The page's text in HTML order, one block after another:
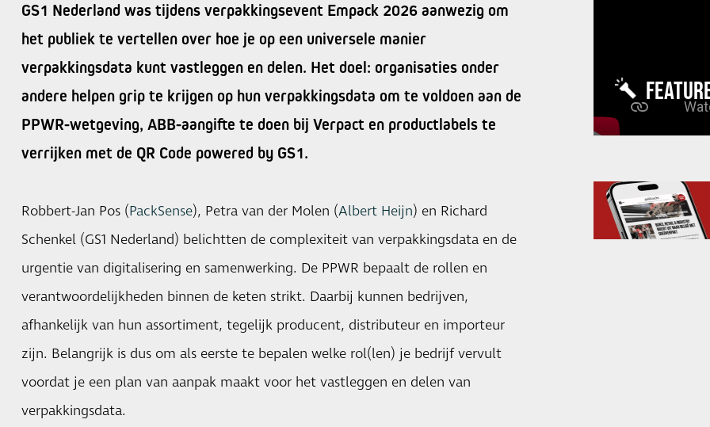
GS1 Nederland was tijdens verpakkingsevent Empack 2026 aanwezig om
het publiek te vertellen over hoe je op een universele manier
verpakkingsdata kunt vastleggen en delen. Het doel: organisaties onder
andere helpen grip te krijgen op hun verpakkingsdata om te voldoen aan de
PPWR-wetgeving, ABB-aangifte te doen bij Verpact en productlabels te
verrijken met de QR Code powered by GS1.
Robbert-Jan Pos (PackSense), Petra van der Molen (Albert Heijn) en Richard
Schenkel (GS1 Nederland) belichtten de complexiteit van verpakkingsdata en de
urgentie van digitalisering en samenwerking. De PPWR bepaalt de rollen en
verantwoordelijkheden binnen de keten strikt. Daarbij kunnen bedrijven,
afhankelijk van hun assortiment, tegelijk producent, distributeur en importeur
zijn. Belangrijk is dus om als eerste te bepalen welke rol(len) je bedrijf vervult
voordat je een plan van aanpak maakt voor het vastleggen en delen van
verpakkingsdata.